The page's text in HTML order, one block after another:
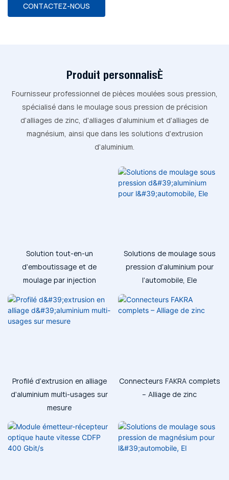
CONTACTEZ-NOUS
Produit personnalisé
Fournisseur professionnel de pièces moulées sous pression,
spécialisé dans le moulage sous pression de précision
d'alliages de zinc, d'alliages d'aluminium et d'alliages de
magnésium, ainsi que dans les solutions d'extrusion
d'aluminium.
Solution tout-en-un
d'emboutissage et de
moulage par injection
Solutions de moulage sous
pression d'aluminium pour
l'automobile, Ele
Profilé d'extrusion en alliage
d'aluminium multi-usages sur
mesure
Connecteurs FAKRA complets
– Alliage de zinc